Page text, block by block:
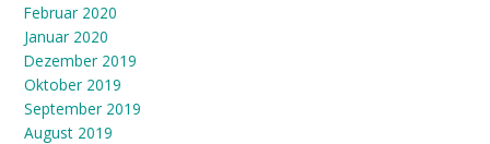
Februar 2020
Januar 2020
Dezember 2019
Oktober 2019
September 2019
August 2019